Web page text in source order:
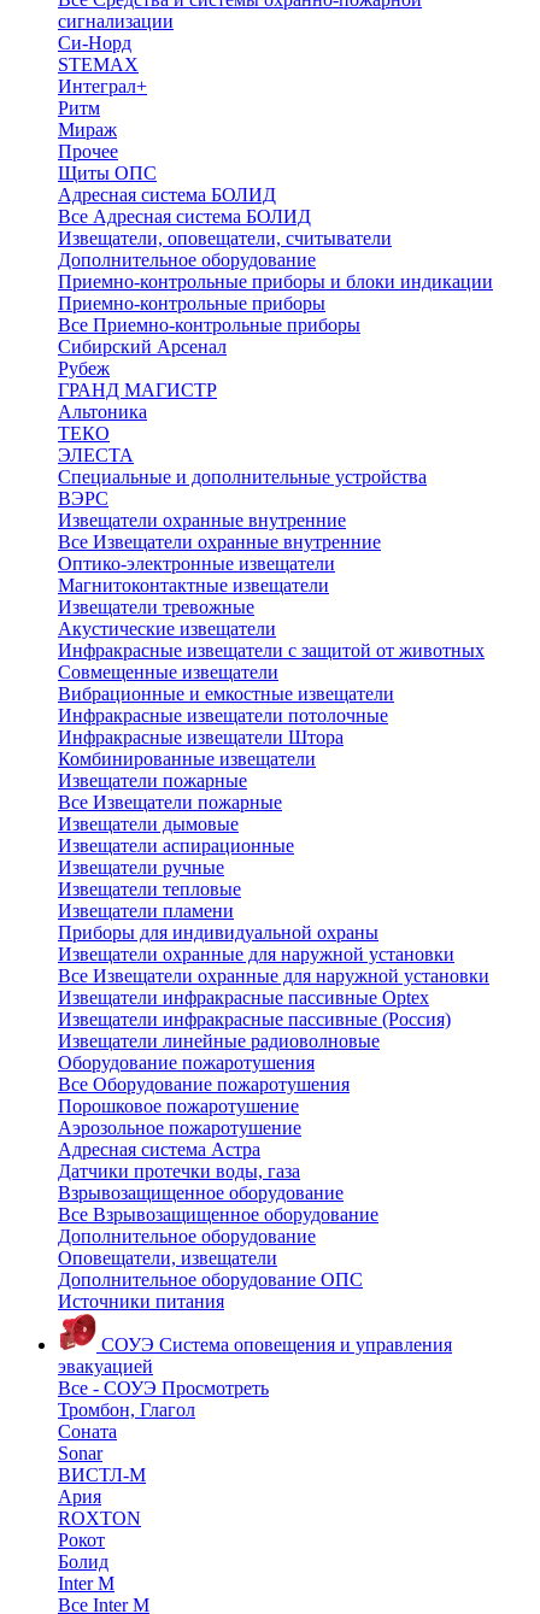
сигнализации
Си-Норд
STEMAX
Интеграл+
Ритм
Мираж
Прочее
Щиты ОПС
Адресная система БОЛИД
Все Адресная система БОЛИД
Извещатели, оповещатели, считыватели
Дополнительное оборудование
Приемно-контрольные приборы и блоки индикации
Приемно-контрольные приборы
Все Приемно-контрольные приборы
Сибирский Арсенал
Рубеж
ГРАНД МАГИСТР
Альтоника
ТЕКО
ЭЛЕСТА
Специальные и дополнительные устройства
ВЭРС
Извещатели охранные внутренние
Все Извещатели охранные внутренние
Оптико-электронные извещатели
Магнитоконтактные извещатели
Извещатели тревожные
Акустические извещатели
Инфракрасные извещатели с защитой от животных
Совмещенные извещатели
Вибрационные и емкостные извещатели
Инфракрасные извещатели потолочные
Инфракрасные извещатели Штора
Комбинированные извещатели
Извещатели пожарные
Все Извещатели пожарные
Извещатели дымовые
Извещатели аспирационные
Извещатели ручные
Извещатели тепловые
Извещатели пламени
Приборы для индивидуальной охраны
Извещатели охранные для наружной установки
Все Извещатели охранные для наружной установки
Извещатели инфракрасные пассивные Optex
Извещатели инфракрасные пассивные (Россия)
Извещатели линейные радиоволновые
Оборудование пожаротушения
Все Оборудование пожаротушения
Порошковое пожаротушение
Аэрозольное пожаротушение
Адресная система Астра
Датчики протечки воды, газа
Взрывозащищенное оборудование
Все Взрывозащищенное оборудование
Дополнительное оборудование
Оповещатели, извещатели
Дополнительное оборудование ОПС
Источники питания
СОУЭ Система оповещения и управления
эвакуацией
Все - СОУЭ Просмотреть
Тромбон, Глагол
Соната
Sonar
ВИСТЛ-М
Ария
ROXTON
Рокот
Болид
Inter M
Все Inter M